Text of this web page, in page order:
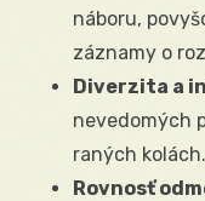
náboru,
záznamy o
Diverzita a
nevedomých
raných kolách.
Rovnosť